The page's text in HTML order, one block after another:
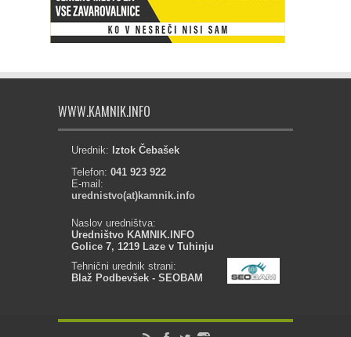
WWW.KAMNIK.INFO
Urednik: Iztok Čebašek
Telefon: 041 923 922
E-mail:
urednistvo(at)kamnik.info
Naslov uredništva:
Uredništvo KAMNIK.INFO
Golice 7, 1219 Laze v Tuhinju
Tehnični urednik strani:
Blaž Podbevšek - SEOBAM